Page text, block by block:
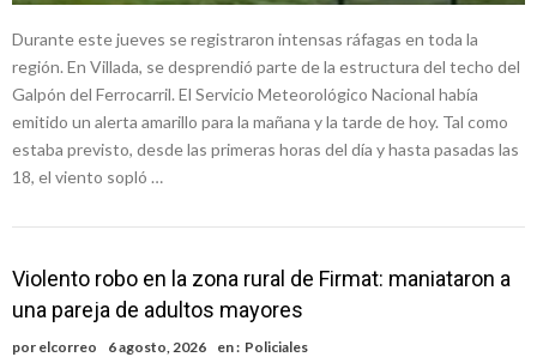
Durante este jueves se registraron intensas ráfagas en toda la
región. En Villada, se desprendió parte de la estructura del techo del
Galpón del Ferrocarril. El Servicio Meteorológico Nacional había
emitido un alerta amarillo para la mañana y la tarde de hoy. Tal como
estaba previsto, desde las primeras horas del día y hasta pasadas las
18, el viento sopló …
Violento robo en la zona rural de Firmat: maniataron a
una pareja de adultos mayores
por elcorreo 6 agosto, 2026 en : Policiales